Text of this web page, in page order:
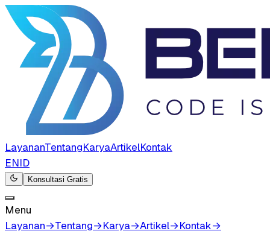
LayananTentangKaryaArtikelKontak
ENID
Konsultasi Gratis
Menu
Layanan→Tentang→Karya→Artikel→Kontak→